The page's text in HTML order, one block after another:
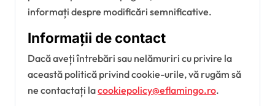
informați despre modificări semnificative.
Informații de contact
Dacă aveți întrebări sau nelămuriri cu privire la
această politică privind cookie-urile, vă rugăm să
ne contactați lacookiepolicy@eflamingo.ro.